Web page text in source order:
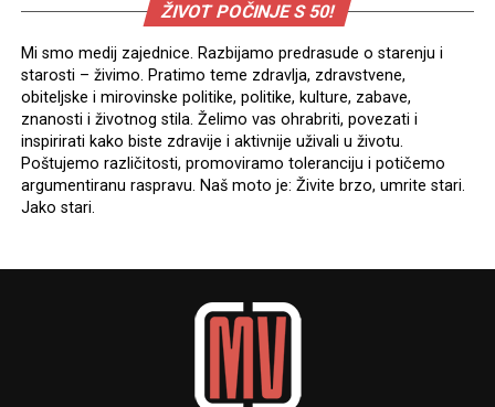
ŽIVOT POČINJE S 50!
Mi smo medij zajednice. Razbijamo predrasude o starenju i
starosti – živimo. Pratimo teme zdravlja, zdravstvene,
obiteljske i mirovinske politike, politike, kulture, zabave,
znanosti i životnog stila. Želimo vas ohrabriti, povezati i
inspirirati kako biste zdravije i aktivnije uživali u životu.
Poštujemo različitosti, promoviramo toleranciju i potičemo
argumentiranu raspravu. Naš moto je: Živite brzo, umrite stari.
Jako stari.